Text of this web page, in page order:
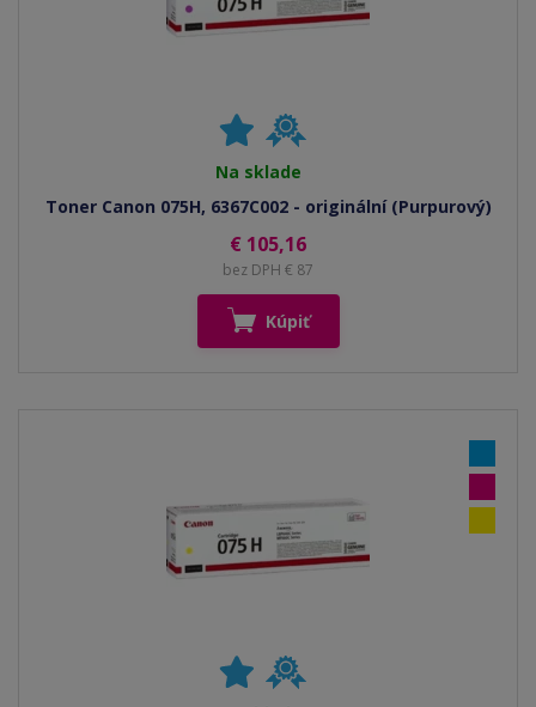
Na sklade
Toner Canon 075H, 6367C002 - originální (Purpurový)
€ 105,16
bez DPH € 87
Kúpiť